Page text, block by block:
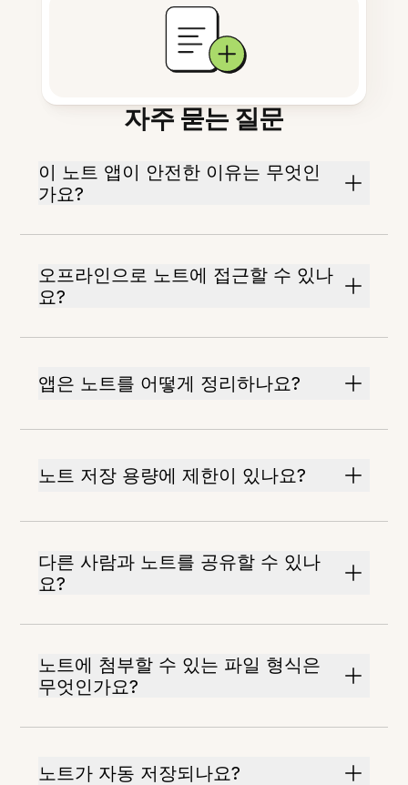
자주 묻는 질문
이 노트 앱이 안전한 이유는 무엇인
가요?
오프라인으로 노트에 접근할 수 있나
요?
앱은 노트를 어떻게 정리하나요?
노트 저장 용량에 제한이 있나요?
다른 사람과 노트를 공유할 수 있나
요?
노트에 첨부할 수 있는 파일 형식은
무엇인가요?
노트가 자동 저장되나요?